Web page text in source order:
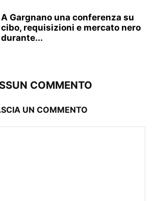
A Gargnano una conferenza su
cibo, requisizioni e mercato nero
durante...
COMMENTO
UN COMMENTO